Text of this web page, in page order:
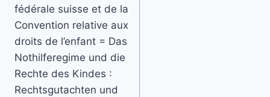
fédérale suisse et de la
Convention relative aux
droits de l’enfant = Das
Nothilferegime und die
Rechte des Kindes :
Rechtsgutachten und